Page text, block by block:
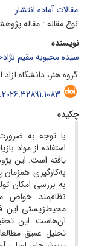
مقالات آماده انتشار
نوع مقاله : مقاله
نویسنده
سیده محبوبه مقیم
گروه هنر، دانشگاه
چکیده
با توجه به
استفاده از مواد
یافته است. این
به‌کارگیری
به بررسی امکان
نظام‌مند خواص
محیط‌زیستی این
آن‌هاست. این
تحلیل عمیق